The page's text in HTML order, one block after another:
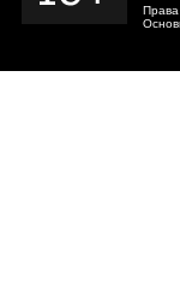
Права